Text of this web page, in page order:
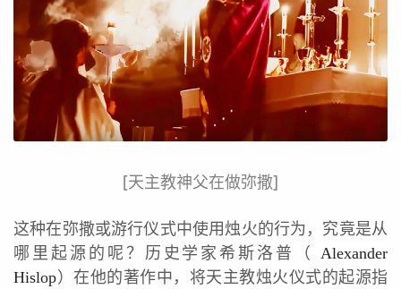
[天主教神父在做弥撒]
这种在弥撒或游行仪式中使用烛火的行为，究竟是从
哪里起源的呢？历史学家希斯洛普（ Alexander
Hislop）在他的著作中，将天主教烛火仪式的起源指